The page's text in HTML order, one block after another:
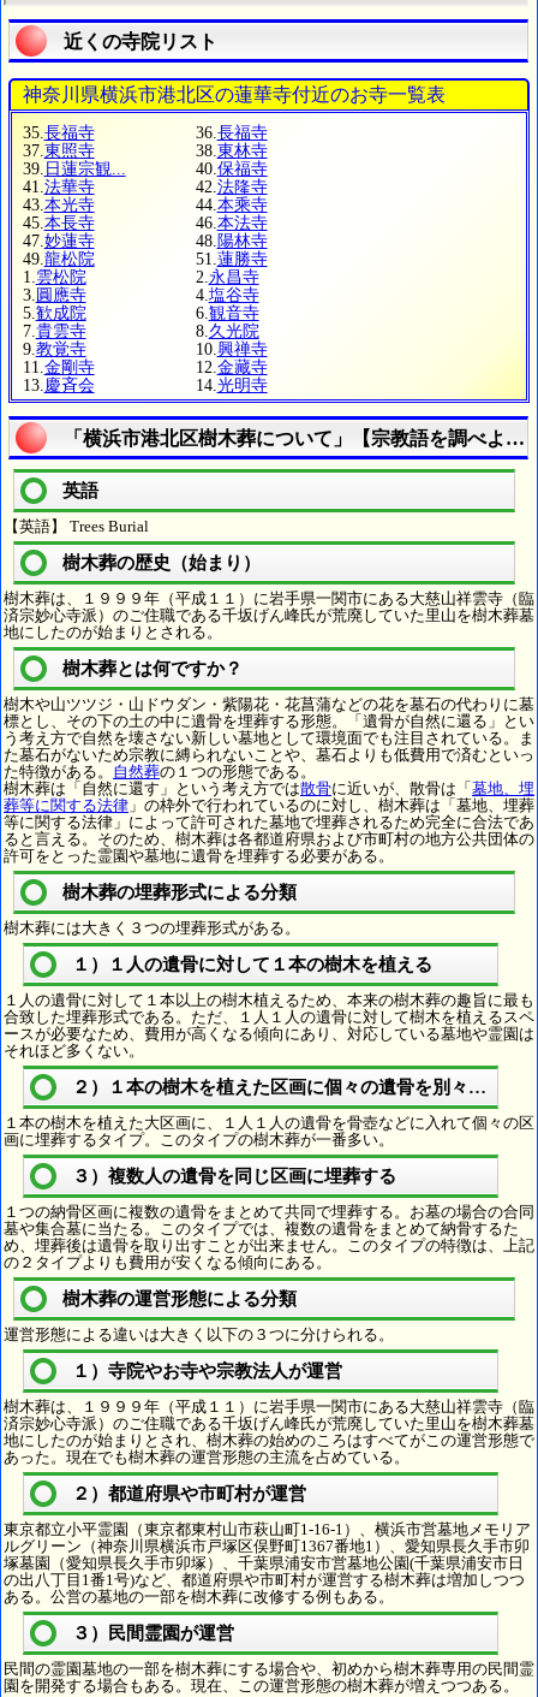
近くの寺院リスト
神奈川県横浜市港北区の蓮華寺付近のお寺一覧表
35. 長福寺 36. 長福寺
37. 東照寺 38. 東林寺
39. 日蓮宗観... 40. 保福寺
41. 法華寺 42. 法隆寺
43. 本光寺 44. 本乘寺
45. 本長寺 46. 本法寺
47. 妙蓮寺 48. 陽林寺
49. 龍松院 51. 蓮勝寺
1. 雲松院 2. 永昌寺
3. 圓應寺 4. 塩谷寺
5. 歓成院 6. 観音寺
7. 貴雲寺 8. 久光院
9. 教覚寺 10. 興禅寺
11. 金剛寺 12. 金藏寺
13. 慶斉会 14. 光明寺
「横浜市港北区樹木葬について」【宗教語を調べよう
英語
【英語】 Trees Burial
樹木葬の歴史（始まり）
樹木葬は、１９９９年（平成１１）に岩手県一関市にある大慈山祥雲寺（臨
済宗妙心寺派）のご住職である千坂げん峰氏が荒廃していた里山を樹木葬墓
地にしたのが始まりとされる。
樹木葬とは何ですか？
樹木や山ツツジ・山ドウダン・紫陽花・花菖蒲などの花を墓石の代わりに墓
標とし、その下の土の中に遺骨を埋葬する形態。「遺骨が自然に還る」とい
う考え方で自然を壊さない新しい墓地として環境面でも注目されている。ま
た墓石がないため宗教に縛られないことや、墓石よりも低費用で済むといっ
た特徴がある。 自然葬の１つの形態である。
樹木葬は「自然に還す」という考え方では散骨に近いが、散骨は「 墓地、埋
葬等に関する法律 」の枠外で行われているのに対し、樹木葬は「墓地、埋葬
等に関する法律」によって許可された墓地で埋葬されるため完全に合法であ
ると言える。そのため、樹木葬は各都道府県および市町村の地方公共団体の
許可をとった霊園や墓地に遺骨を埋葬する必要がある。
樹木葬の埋葬形式による分類
樹木葬には大きく３つの埋葬形式がある。
１）１人の遺骨に対して１本の樹木を植える
１人の遺骨に対して１本以上の樹木植えるため、本来の樹木葬の趣旨に最も
合致した埋葬形式である。ただ、１人１人の遺骨に対して樹木を植えるスペ
ースが必要なため、費用が高くなる傾向にあり、対応している墓地や霊園は
それほど多くない。
２）１本の樹木を植えた区画に個々の遺骨を別々に埋葬
１本の樹木を植えた大区画に、１人１人の遺骨を骨壺などに入れて個々の区
画に埋葬するタイプ。このタイプの樹木葬が一番多い。
３）複数人の遺骨を同じ区画に埋葬する
１つの納骨区画に複数の遺骨をまとめて共同で埋葬する。お墓の場合の合同
墓や集合墓に当たる。このタイプでは、複数の遺骨をまとめて納骨するた
め、埋葬後は遺骨を取り出すことが出来ません。このタイプの特徴は、上記
の２タイプよりも費用が安くなる傾向にある。
樹木葬の運営形態による分類
運営形態による違いは大きく以下の３つに分けられる。
１）寺院やお寺や宗教法人が運営
樹木葬は、１９９９年（平成１１）に岩手県一関市にある大慈山祥雲寺（臨
済宗妙心寺派）のご住職である千坂げん峰氏が荒廃していた里山を樹木葬墓
地にしたのが始まりとされ、樹木葬の始めのころはすべてがこの運営形態で
あった。現在でも樹木葬の運営形態の主流を占めている。
２）都道府県や市町村が運営
東京都立小平霊園（東京都東村山市萩山町1-16-1）、横浜市営墓地メモリア
ルグリーン（神奈川県横浜市戸塚区俣野町1367番地1）、愛知県長久手市卯
塚墓園（愛知県長久手市卯塚）、千葉県浦安市営墓地公園(千葉県浦安市日
の出八丁目1番1号)など、都道府県や市町村が運営する樹木葬は増加しつつ
ある。公営の墓地の一部を樹木葬に改修する例もある。
３）民間霊園が運営
民間の霊園墓地の一部を樹木葬にする場合や、初めから樹木葬専用の民間霊
園を開発する場合もある。現在、この運営形態の樹木葬が増えつつある。